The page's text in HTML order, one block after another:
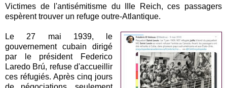
Victimes de l'antisémitisme du IIIe Reich, ces passagers
espèrent trouver un refuge outre-Atlantique.
Le 27 mai 1939, le
gouvernement cubain dirigé
par le président Federico
Laredo Brú, refuse d'accueillir
ces réfugiés. Après cinq jours